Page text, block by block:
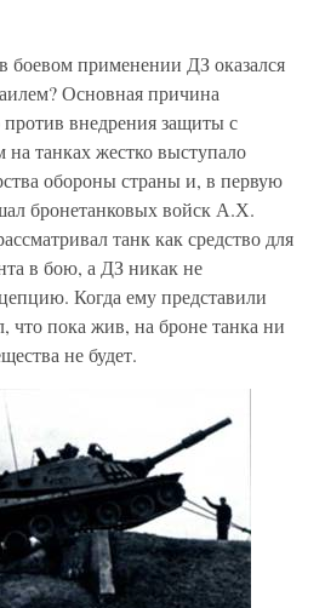
боевом применении ДЗ оказался
Основная причина
против внедрения защиты с
танках жестко выступало
обороны страны и, в первую
бронетанковых войск А.Х.
танк как средство для
в бою, а ДЗ никак не
Когда ему представили
что пока жив, на броне танка ни
не будет.